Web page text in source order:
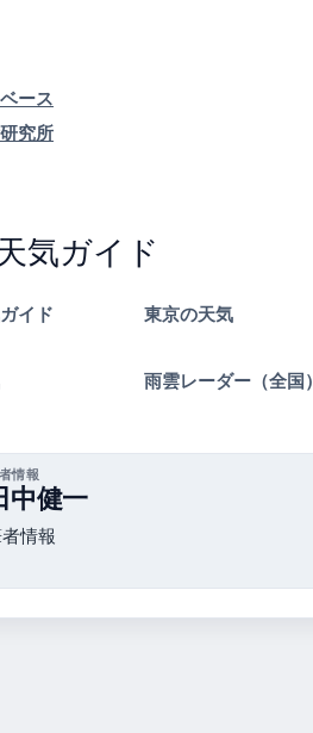
ース
究所
気ガイド
イド 東京の天気
雨雲レーダー（全国）
情報
中健一
情報